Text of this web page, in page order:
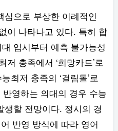
으로 부상한 이례적인
이 나타나고 있다. 특히 합
입시부터 예측 불가능성
충족에서 ‘희망카드’로
최저 충족의 ‘걸림돌’로
영하는 의대의 경우 수능
할 전망이다. 정시의 경
반영 방식에 따라 영어